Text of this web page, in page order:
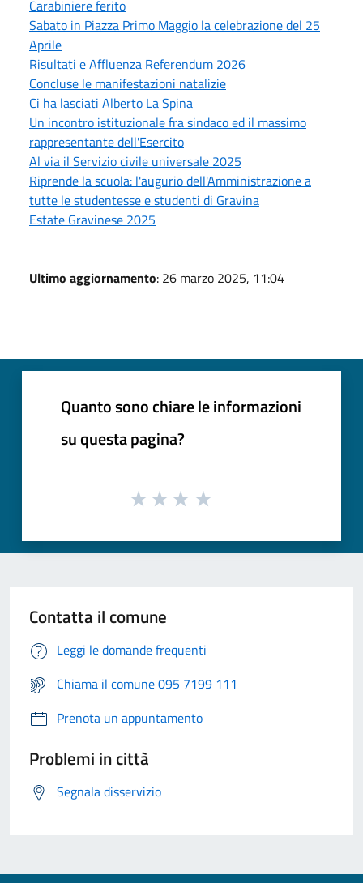
Carabiniere ferito
Sabato in Piazza Primo Maggio la celebrazione del 25
Aprile
Risultati e Affluenza Referendum 2026
Concluse le manifestazioni natalizie
Ci ha lasciati Alberto La Spina
Un incontro istituzionale fra sindaco ed il massimo
rappresentante dell'Esercito
Al via il Servizio civile universale 2025
Riprende la scuola: l'augurio dell'Amministrazione a
tutte le studentesse e studenti di Gravina
Estate Gravinese 2025
Ultimo aggiornamento: 26 marzo 2025, 11:04
Quanto sono chiare le informazioni
su questa pagina?
Contatta il comune
Leggi le domande frequenti
Chiama il comune 095 7199 111
Prenota un appuntamento
Problemi in città
Segnala disservizio